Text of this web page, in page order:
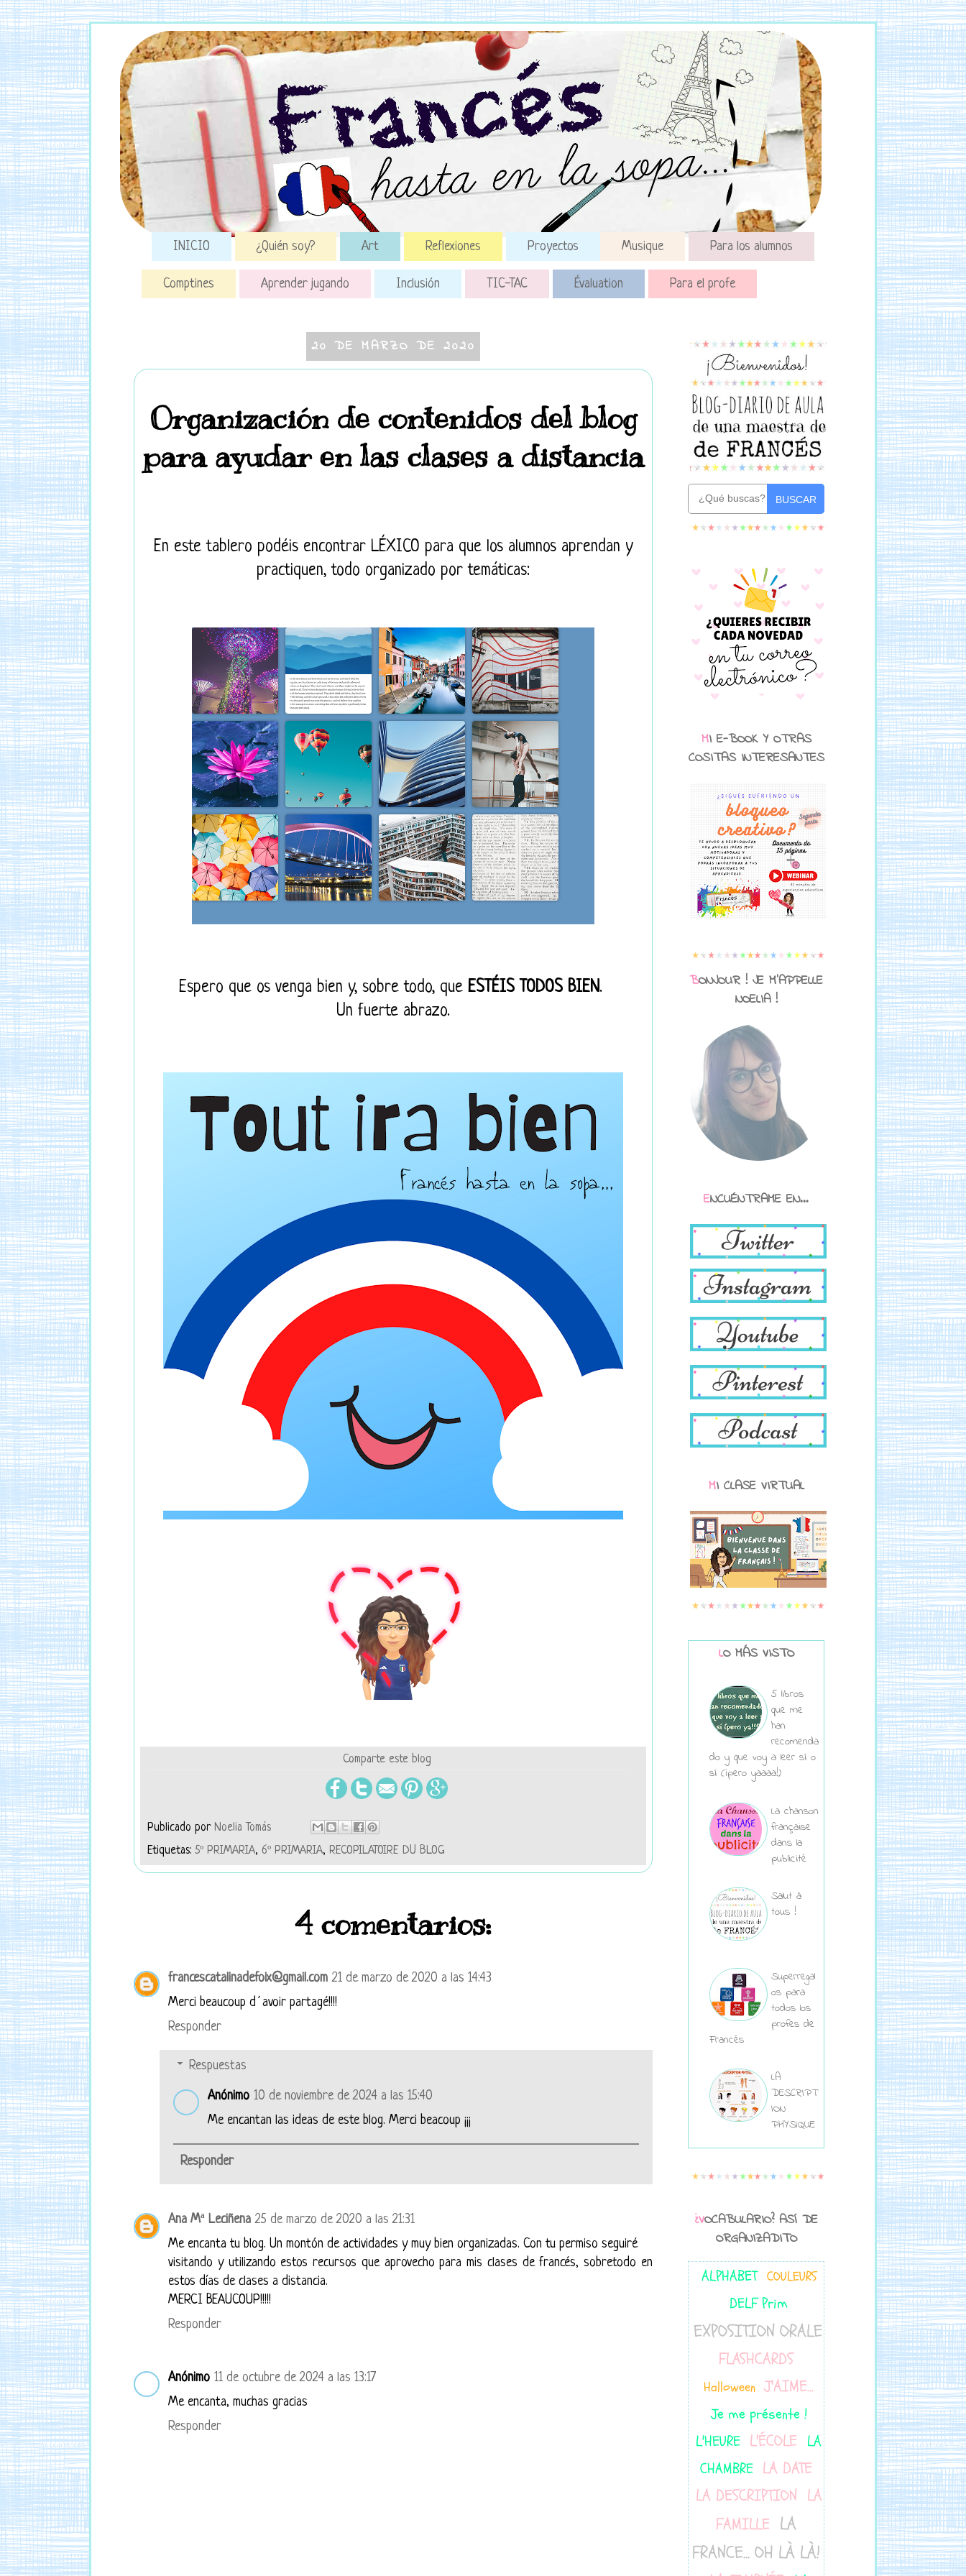
INICIO ¿Quién soy? Art Reflexiones Proyectos Musique Para los alumnos
Comptines Aprender jugando Inclusión TIC-TAC Évaluation Para el profe
20 DE MARZO DE 2020
Organización de contenidos del blog
para ayudar en las clases a distancia
En este tablero podéis encontrar LÉXICO para que los alumnos aprendan y
practiquen, todo organizado por temáticas:
Espero que os venga bien y, sobre todo, que ESTÉIS TODOS BIEN.
Un fuerte abrazo.
Comparte este blog
Publicado por Noelia Tomás
Etiquetas: 5º PRIMARIA, 6º PRIMARIA, RECOPILATOIRE DU BLOG
4 comentarios:
francescatalinadefoix@gmail.com 21 de marzo de 2020 a las 14:43
Merci beaucoup d´avoir partagé!!!!
Responder
Respuestas
Anónimo 10 de noviembre de 2024 a las 15:40
Me encantan las ideas de este blog. Merci beacoup ¡¡¡
Responder
Ana Mª Leciñena 25 de marzo de 2020 a las 21:31
Me encanta tu blog. Un montón de actividades y muy bien organizadas. Con tu permiso seguiré
visitando y utilizando estos recursos que aprovecho para mis clases de francés, sobretodo en
estos días de clases a distancia.
MERCI BEAUCOUP!!!!!
Responder
Anónimo 11 de octubre de 2024 a las 13:17
Me encanta, muchas gracias
Responder
BUSCAR
MI E-BOOK Y OTRAS
COSITAS INTERESANTES
BONJOUR ! JE M'APPELLE
NOELIA !
ENCUÉNTRAME EN...
MI CLASE VIRTUAL
LO MÁS VISTO
5 libros
que me
han
recomenda
do y que voy a leer sí o
sí (¡pero yaaaa!)
La chanson
française
dans la
publicité
Salut à
tous !
Superregal
os para
todos los
profes de
Francés
LA
DESCRIPT
ION
PHYSIQUE
¿VOCABULARIO? ASÍ DE
ORGANIZADITO
ALPHABET COULEURS
DELF Prim
EXPOSITION ORALE
FLASHCARDS
Halloween J'AIME...
Je me présente !
L'HEURE L'ÉCOLE LA
CHAMBRE LA DATE
LA DESCRIPTION LA
FAMILLE LA
FRANCE... OH LÀ LÀ!